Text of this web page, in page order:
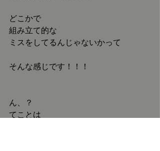
どこかで
組み立て的な
ミスをしてるんじゃないかって
そんな感じです！！！
ん、？
てことは